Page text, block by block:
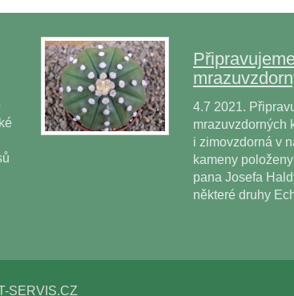
4.7 2021.
mrazuvzdorných
i zimovzdorná v
kameny
pana Josefa
některé druhy
SERVIS.CZ